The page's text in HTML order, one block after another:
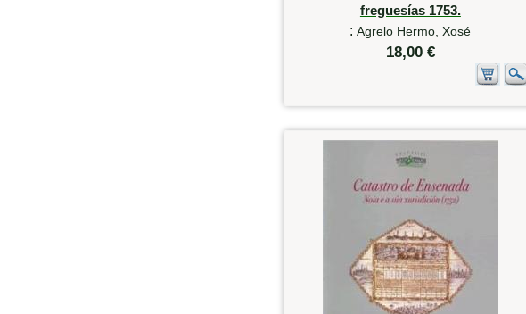
freguesías 1753.
:Agrelo Hermo, Xosé
18,00 €